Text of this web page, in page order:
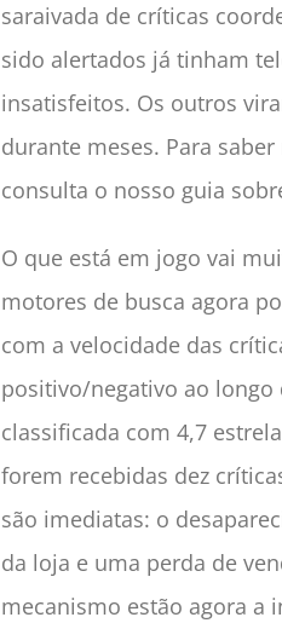
saraivada de críticas
sido alertados já tinham
insatisfeitos. Os outros
durante meses. Para
consulta o nosso guia
O que está em jogo vai
motores de busca agora
com a velocidade das
positivo/negativo ao longo
classificada com 4,7
forem recebidas dez
são imediatas: o
da loja e uma perda de
mecanismo estão agora a